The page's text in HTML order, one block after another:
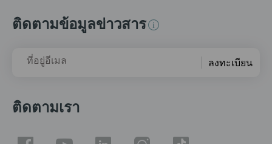
ติดตามข้อมูลข่าวสาร
ที่อยู่อีเมล ลงทะเบียน
ติดตามเรา